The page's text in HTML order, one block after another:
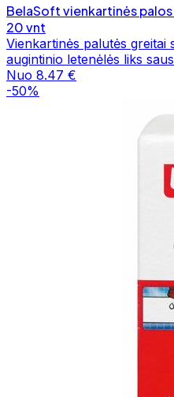
BelaSoft vienkartinės
20 vnt
Vienkartinės palutės greitai
augintinio letenėlės liks
Nuo 8.47 €
-50%